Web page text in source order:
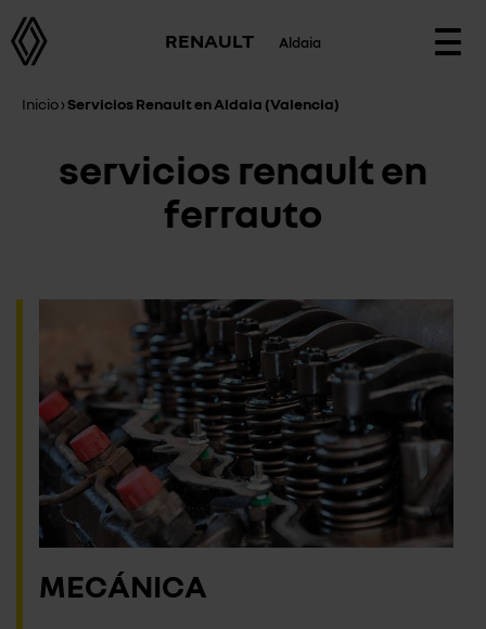
RENAULT Aldaia
Inicio›Servicios Renault en Aldaia (Valencia)
servicios renault en
ferrauto
MECÁNICA